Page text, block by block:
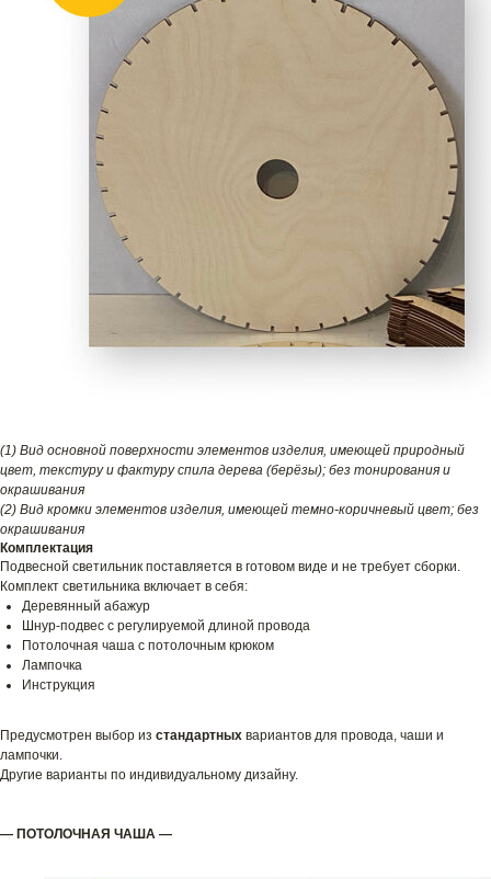
(1) Вид основной поверхности элементов изделия, имеющей природный
цвет, текстуру и фактуру спила дерева (берёзы); без тонирования и
окрашивания
(2) Вид кромки элементов изделия, имеющей темно-коричневый цвет; без
окрашивания
Комплектация
Подвесной светильник поставляется в готовом виде и не требует сборки.
Комплект светильника включает в себя:
Деревянный абажур
Шнур-подвес с регулируемой длиной провода
Потолочная чаша с потолочным крюком
Лампочка
Инструкция
Предусмотрен выбор из стандартных вариантов для провода, чаши и
лампочки.
Другие варианты по индивидуальному дизайну.
— ПОТОЛОЧНАЯ ЧАША —